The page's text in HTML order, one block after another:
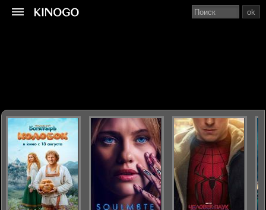
ok